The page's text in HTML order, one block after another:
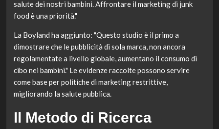
salute dei nostri bambini. Affrontare il marketing di junk
food è una priorità."
La Boyland ha aggiunto: "Questo studio è il primo a
dimostrare che le pubblicità di sola marca, non ancora
regolamentate a livello globale, aumentano il consumo di
cibo nei bambini." Le evidenze raccolte possono servire
come base per politiche di marketing restrittive,
migliorando la salute pubblica.
Il Metodo di Ricerca